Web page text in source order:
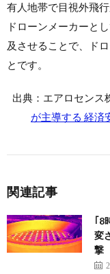
有人地帯で目視外飛
ドローンメーカーと
及させることで、ド
とです。
出典：エアロセンス
が主導する 経済
関連記事
｢8
変
撃